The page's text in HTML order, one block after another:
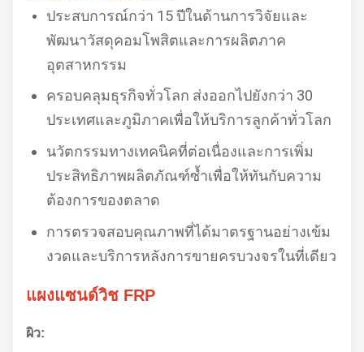
ประสบการณ์กว่า 15 ปีในด้านการวิจัยและ
พัฒนาวัสดุคอมโพสิตและการผลิตภาค
อุตสาหกรรม
ครอบคลุมธุรกิจทั่วโลก ส่งออกไปยังกว่า 30
ประเทศและภูมิภาคเพื่อให้บริการลูกค้าทั่วโลก
นวัตกรรมทางเทคนิคที่ต่อเนื่องและการเพิ่ม
ประสิทธิภาพผลิตภัณฑ์ซ้ำเพื่อให้ทันกับความ
ต้องการของตลาด
การตรวจสอบคุณภาพที่ได้มาตรฐานอย่างเข้ม
งวดและบริการหลังการขายครบวงจรในที่เดียว
แผงแซนด์วิช FRP
ผิว: